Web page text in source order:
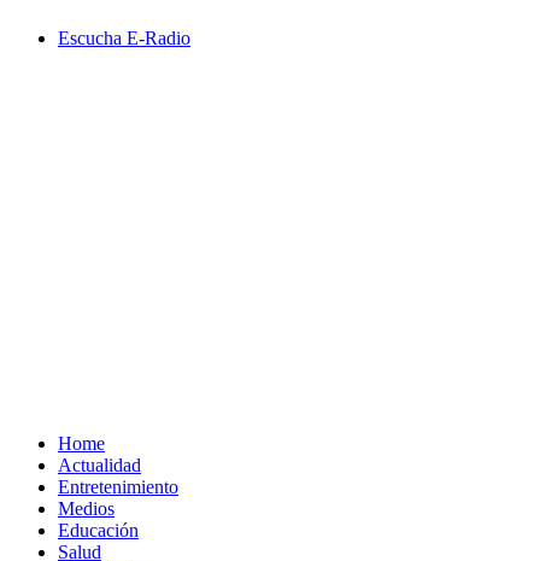
Escucha E-Radio
Home
Actualidad
Entretenimiento
Medios
Educación
Salud